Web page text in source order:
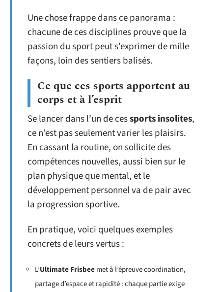
Une chose frappe dans ce panorama :
chacune de ces disciplines prouve que la
passion du sport peut s’exprimer de mille
façons, loin des sentiers balisés.
Ce que ces sports apportent au
corps et à l’esprit
Se lancer dans l’un de cessports insolites,
ce n’est pas seulement varier les plaisirs.
En cassant la routine, on sollicite des
compétences nouvelles, aussi bien sur le
plan physique que mental, et le
développement personnel va de pair avec
la progression sportive.
En pratique, voici quelques exemples
concrets de leurs vertus :
L’Ultimate Frisbeemet à l’épreuve coordination,
partage d’espace et rapidité : chaque partie exige